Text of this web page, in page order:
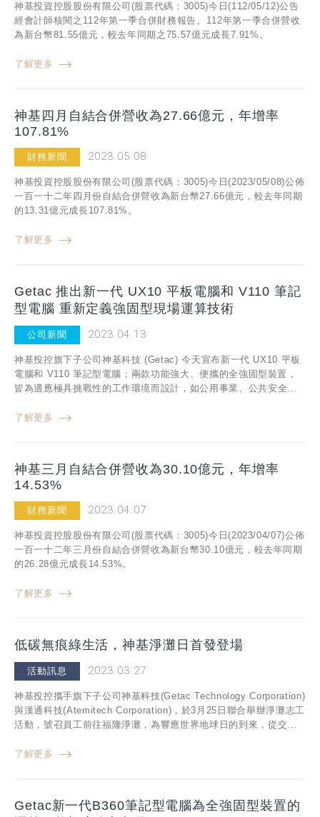
神基投資控股股份有限公司(股票代碼：3005)今日(112/05/12)公告
經會計師核閱之112年第一季合併財務報告。112年第一季合併營收
為新台幣81.55億元，較去年同期之75.57億元成長7.91%。
了解更多
神基四月自結合併營收為27.66億元，年增率
107.81%
財務新聞 2023.05.08
神基投資控股股份有限公司(股票代碼：3005)今日(2023/05/08)公佈
一百一十二年四月份自結合併營收為新台幣27.66億元，較去年同期
的13.31億元成長107.81%。
了解更多
Getac 推出新一代 UX10 平板電腦和 V110 筆記
型電腦 重新定義強固型現場運算技術
公司新聞 2023.04.13
神基投控旗下子公司神基科技 (Getac) 今天宣布新一代 UX10 平板
電腦和 V110 筆記型電腦；兩款功能強大、便攜的全強固型裝置，
皆為適應極具挑戰性的工作環境而設計，如公用事業、公共安全...
了解更多
神基三月自結合併營收為30.10億元，年增率
14.53%
財務新聞 2023.04.07
神基投資控股股份有限公司(股票代碼：3005)今日(2023/04/07)公佈
一百一十二年三月份自結合併營收為新台幣30.10億元，較去年同期
的26.28億元成長14.53%。
了解更多
低碳無痕綠生活，神基淨灘日首發登場
活動訊息 2023.03.27
神基投控攜手旗下子公司神基科技(Getac Technology Corporation)
與漢通科技(Atemitech Corporation)，於3月25日聯合舉辦淨灘志工
活動，號召員工前往福隆淨灘，為響應世界地球日的到來，從交...
了解更多
Getac新一代B360筆記型電腦為全強固型裝置的